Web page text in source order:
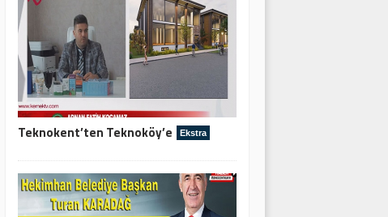
Teknokent’ten Teknoköy’e Ekstra